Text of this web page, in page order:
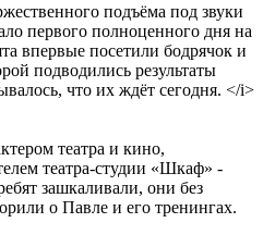
подъёма под звуки
первого полноценного дня на
впервые посетили бодрячок и
подводились результаты
что их ждёт сегодня. </i>
театра и кино,
театра-студии «Шкаф» -
зашкаливали, они без
о Павле и его тренингах.